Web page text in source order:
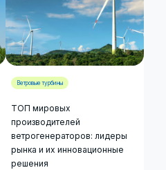
Ветровые турбины
ТОП мировых
производителей
ветрогенераторов: лидеры
рынка и их инновационные
решения